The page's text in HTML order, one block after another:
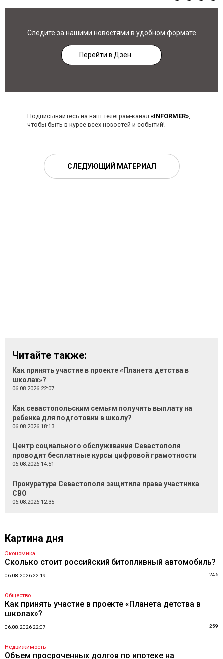
Следите за нашими новостями в удобном формате
Перейти в Дзен
Подписывайтесь на наш телеграм-канал «INFORMER»,
чтобы быть в курсе всех новостей и событий!
СЛЕДУЮЩИЙ МАТЕРИАЛ
Читайте также:
Как принять участие в проекте «Планета детства в
школах»?
06.08.2026 22:07
Как севастопольским семьям получить выплату на
ребенка для подготовки в школу?
06.08.2026 18:13
Центр социального обслуживания Севастополя
проводит бесплатные курсы цифровой грамотности
06.08.2026 14:51
Прокуратура Севастополя защитила права участника
СВО
06.08.2026 12:35
Картина дня
Экономика
Сколько стоит российский битопливный автомобиль?
06.08.2026 22:19 246
Общество
Как принять участие в проекте «Планета детства в
школах»?
06.08.2026 22:07 259
Недвижимость
Объем просроченных долгов по ипотеке на